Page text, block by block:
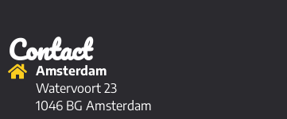
Contact
Amsterdam
Watervoort 23
1046 BG Amsterdam